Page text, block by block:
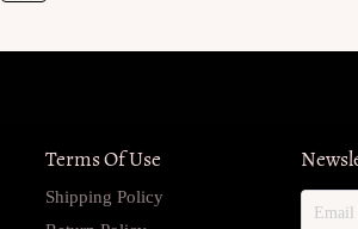
Terms Of Use
Shipping Policy